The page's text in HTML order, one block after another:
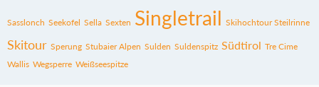
Sasslonch Seekofel Sella Sexten Singletrail Skihochtour Steilrinne
Skitour Sperung Stubaier Alpen Sulden Suldenspitz Südtirol Tre Cime
Wallis Wegsperre Weißseespitze